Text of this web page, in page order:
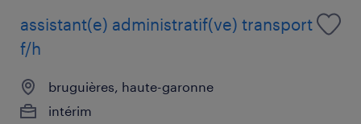
assistant(e) administratif(ve) transport
f/h
bruguières, haute-garonne
intérim